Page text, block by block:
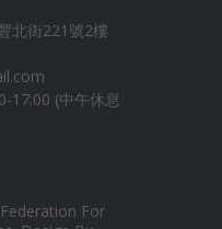
北街221號2樓
17:00 (中午休息
For